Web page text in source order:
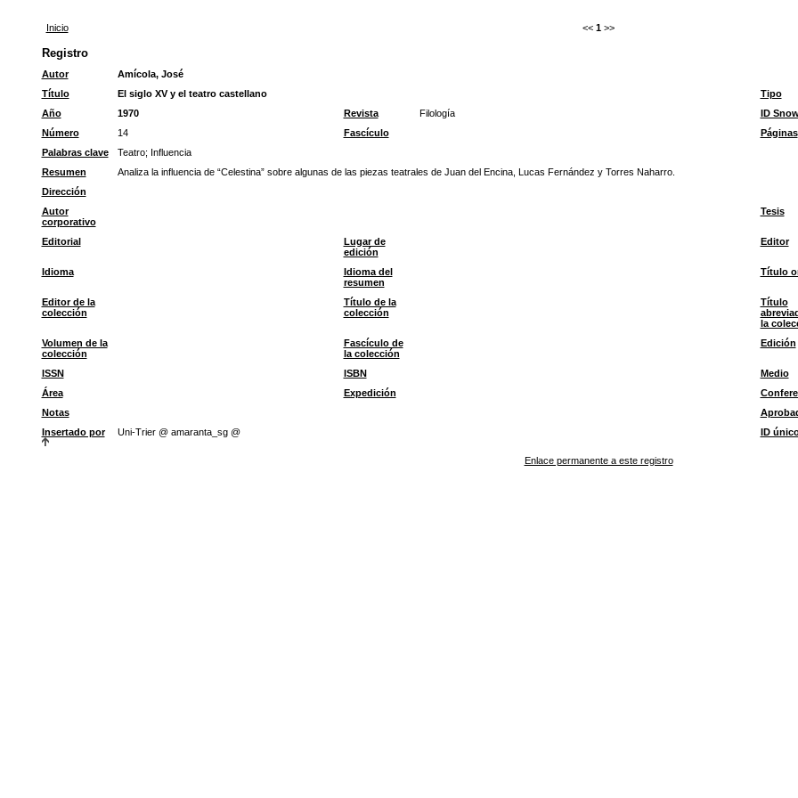
Inicio << 1 >>
Registro
Autor
Amícola, José
Título
El siglo XV y el teatro castellano Tipo
Año
1970 Revista Filología ID
Número
14 Fascículo Páginas
Palabras clave
Teatro; Influencia
Resumen
Analiza la influencia de “Celestina” sobre algunas de las piezas teatrales de Juan del Encina, Lucas Fernández y Torres Naharro.
Dirección
Autor
corporativo
Tesis
Editorial
Lugar de
edición
Editor
Idioma
Idioma del
resumen
Título
Editor de la
colección
Título de la
colección
Título
la
Volumen de la
colección
Fascículo de
la colección
Edición
ISSN ISBN
Medio
Área
Expedición
Notas
Insertado por
Uni-Trier @ amaranta_sg @ ID
Enlace permanente a este registro